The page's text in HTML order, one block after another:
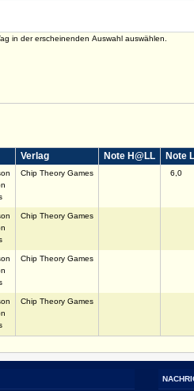
in der erscheinenden Auswahl auswählen.
Verlag Note H@LL Note
Chip Theory Games 6,0
Chip Theory Games
Chip Theory Games
Chip Theory Games